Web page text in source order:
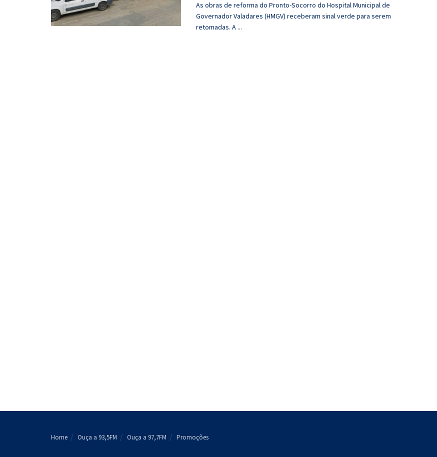
As obras de reforma do Pronto-Socorro do Hospital Municipal de
Governador Valadares (HMGV) receberam sinal verde para serem
retomadas. A ...
Home Ouça a 93,5FM Ouça a 97,7FM Promoções